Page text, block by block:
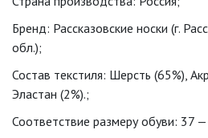
Бренд: Рассказовские носки (г.
обл.);
Состав текстиля: Шерсть (65%),
Эластан (2%).;
Соответствие размеру обуви: 37